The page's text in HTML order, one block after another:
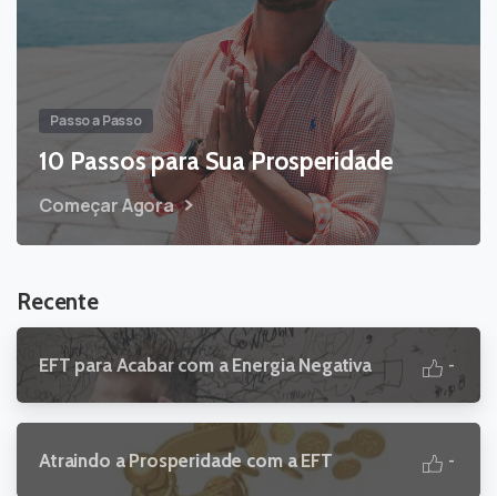
Passo a Passo
10 Passos para Sua Prosperidade
Começar Agora
Recente
EFT para Acabar com a Energia Negativa -
Atraindo a Prosperidade com a EFT -